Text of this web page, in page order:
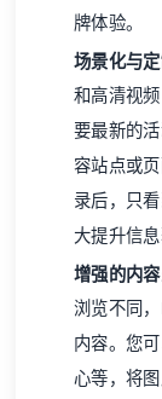
牌体验。
场景化与定
和高清视
要最新的
容站点或
录后，只
大提升信
增强的内容
浏览不同
内容。您
心等，将